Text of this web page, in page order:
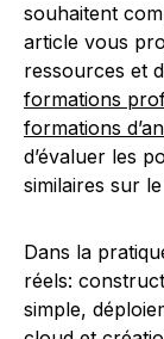
souhaitent
article vous
ressources et
formations
formations
d’évaluer les
similaires sur
Dans la
réels:
simple,